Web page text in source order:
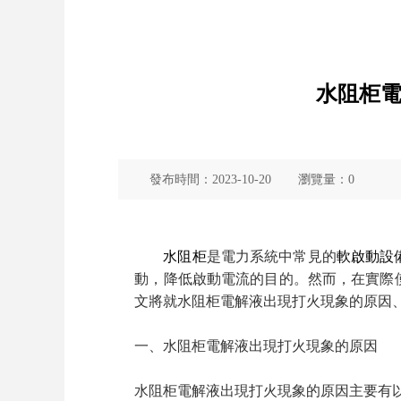
水阻柜
發布時間： 2023-10-20 瀏覽量：0
水阻柜是電力系統中常見的軟啟動設
動，降低啟動電流的目的。然而，在實
文將就水阻柜電解液出現打火現象的原因
一、水阻柜電解液出現打火現象的原因
水阻柜電解液出現打火現象的原因主要有